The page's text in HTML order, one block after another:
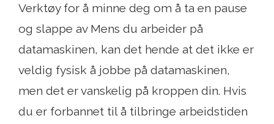
Verktøy for å minne deg om å ta en pause
og slappe av Mens du arbeider på
datamaskinen, kan det hende at det ikke er
veldig fysisk å jobbe på datamaskinen,
men det er vanskelig på kroppen din. Hvis
du er forbannet til å tilbringe arbeidstiden